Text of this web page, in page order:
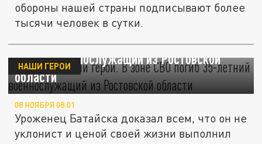
обороны нашей страны подписывают более
тысячи человек в сутки.
Как настоящий герой. В зоне СВО погиб 35-
летний военнослужащий из Ростовской
области
НАШИ ГЕРОИ
08 НОЯБРЯ 08:01
Уроженец Батайска доказал всем, что он не
уклонист и ценой своей жизни выполнил